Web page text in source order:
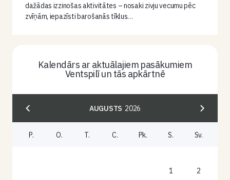
dažādas izzinošas aktivitātes – nosaki zivju vecumu pēc
zvīņām, iepazīsti barošanās tīklus…
Kalendārs ar aktuālajiem pasākumiem
Ventspilī un tās apkārtnē
AUGUSTS 2026
P. O. T. C. Pk. S. Sv.
1 2